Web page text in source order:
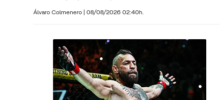
Álvaro Colmenero | 08/08/2026 02:40h.